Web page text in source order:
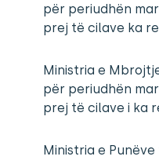
për periudhën
prej të cilave ka
Ministria e
për periudhën
prej të cilave i ka
Ministria e